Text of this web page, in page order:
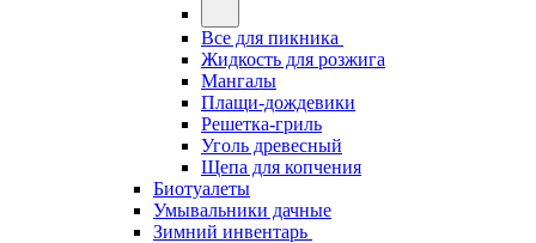
Все для пикника
Жидкость для розжига
Мангалы
Плащи-дождевики
Решетка-гриль
Уголь древесный
Щепа для копчения
Биотуалеты
Умывальники дачные
Зимний инвентарь